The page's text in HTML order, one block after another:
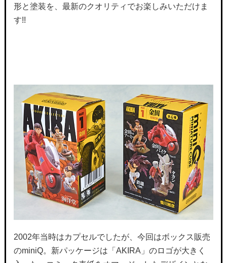
形と塗装を、最新のクオリティでお楽しみいただけま
す!!
2002年当時はカプセルでしたが、今回はボックス販売
のminiQ。新パッケージは「AKIRA」のロゴが大きく